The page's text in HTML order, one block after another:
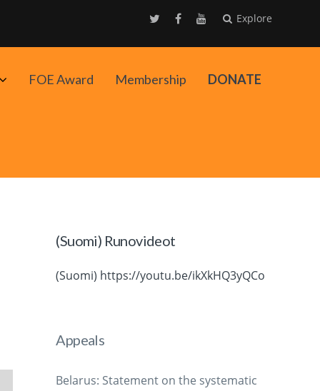
Explore
AvaaFOE Award Membership DONATE
(Suomi) Runovideot
(Suomi) https://youtu.be/ikXkHQ3yQCo
Appeals
Belarus: Statement on the systematic